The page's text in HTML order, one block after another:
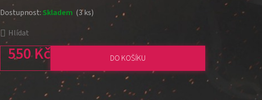
Hlídat
550 Kč
Měrná cena:
DO KOŠÍKU
Dostupnost:Skladem (3 ks)